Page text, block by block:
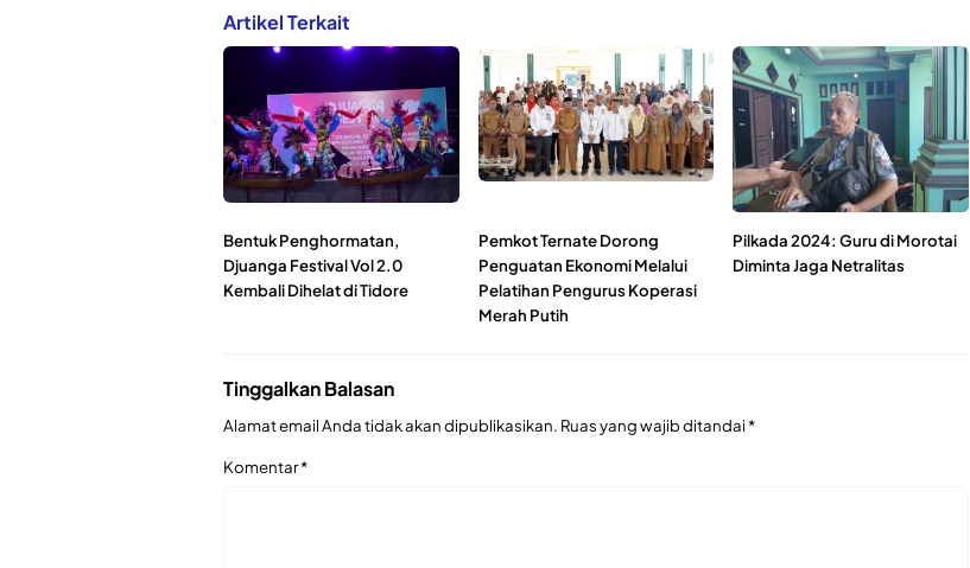
Artikel Terkait
Bentuk Penghormatan,
Djuanga Festival Vol 2.0
Kembali Dihelat di Tidore
Pemkot Ternate Dorong
Penguatan Ekonomi Melalui
Pelatihan Pengurus Koperasi
Merah Putih
Pilkada 2024: Guru di Morotai
Diminta Jaga Netralitas
Tinggalkan Balasan
Alamat email Anda tidak akan dipublikasikan. Ruas yang wajib ditandai*
Komentar*